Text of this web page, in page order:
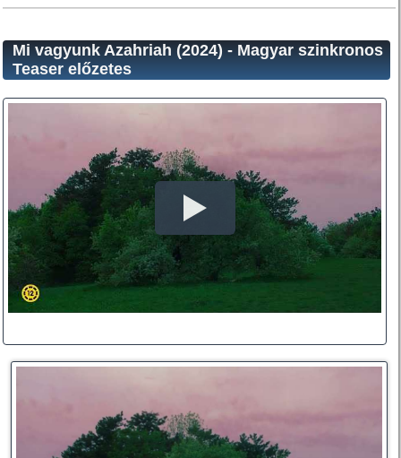
Mi vagyunk Azahriah (2024) - Magyar szinkronos
Teaser előzetes